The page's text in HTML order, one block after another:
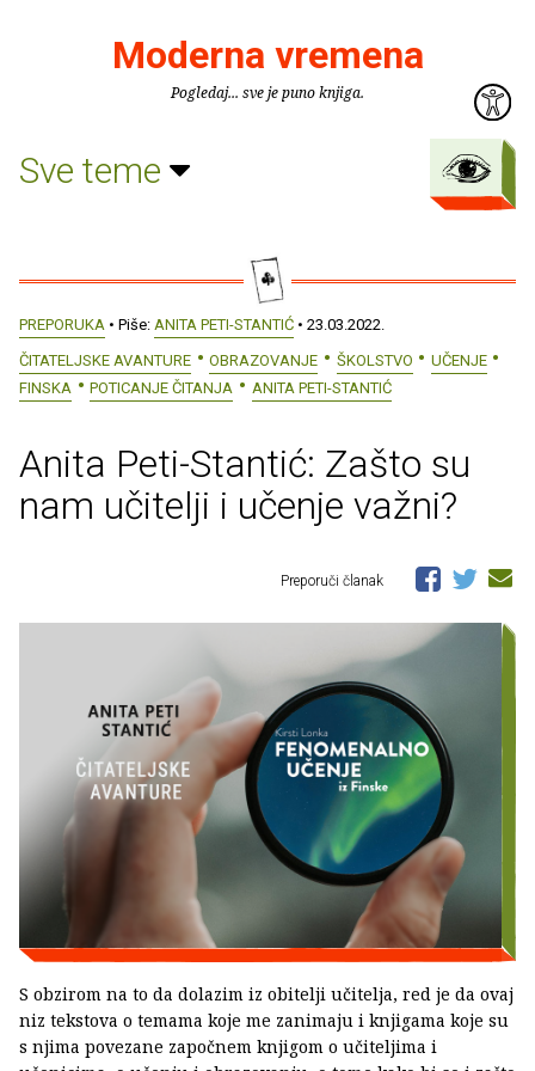
Moderna vremena
Pogledaj... sve je puno knjiga.
Sve teme
PREPORUKA • Piše: ANITA PETI-STANTIĆ • 23.03.2022.
ČITATELJSKE AVANTURE
OBRAZOVANJE ŠKOLSTVO
UČENJE
FINSKA
POTICANJE ČITANJA ANITA PETI-STANTIĆ
Anita Peti-Stantić: Zašto su
nam učitelji i učenje važni?
Preporuči članak
S obzirom na to da dolazim iz obitelji učitelja, red je da ovaj
niz tekstova o temama koje me zanimaju i knjigama koje su
s njima povezane započnem knjigom o učiteljima i